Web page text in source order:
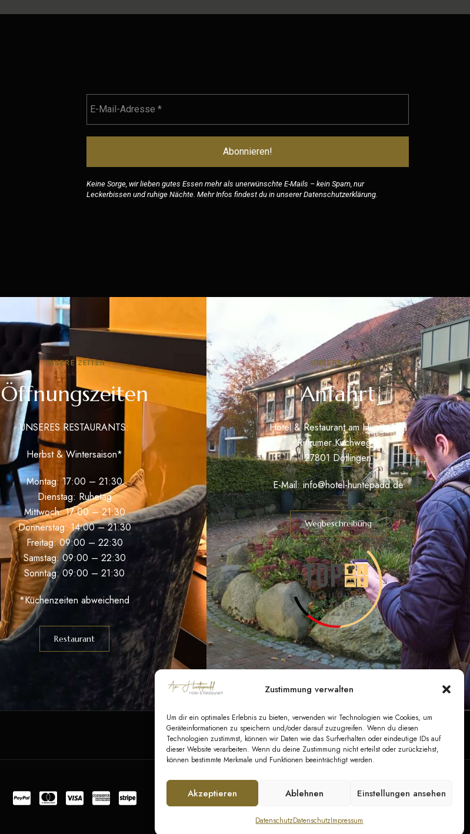
Zustimmung verwalten
Um dir ein optimales Erlebnis zu bieten, verwenden wir Technologien wie Cookies, um
Geräteinformationen zu speichern und/oder darauf zuzugreifen. Wenn du diesen
Technologien zustimmst, können wir Daten wie das Surfverhalten oder eindeutige IDs auf
dieser Website verarbeiten. Wenn du deine Zustimmung nicht erteilst oder zurückziehst,
können bestimmte Merkmale und Funktionen beeinträchtigt werden.
Akzeptieren Ablehnen Einstellungen ansehen
DatenschutzDatenschutzImpressum
Keine Sorge, wir lieben gutes Essen mehr als unerwünschte E-Mails – kein Spam, nur
Leckerbissen und ruhige Nächte. Mehr Infos findest du in unsererDatenschutzerklärung
UNSERE ZEITEN
Öffnungszeiten
UNSERES RESTAURANTS:
Herbst & Wintersaison*
Montag: 17:00 – 21:30
Dienstag: Ruhetag
Mittwoch: 17:00 – 21:30
Donnerstag: 14:00 – 21:30
Freitag: 09:00 – 22:30
Samstag: 09:00 – 22:30
Sonntag: 09:00 – 21:30
*Küchenzeiten abweichend
Restaurant
UNSERE LAGE
Anfahrt
Hotel & Restaurant am Huntepadd
Rittrumer Kirchweg 6
27801 Dötlingen
E-Mail:info@hotel-huntepadd.de
Wegbeschreibung
AGB Hotel| AGB Veranstaltungen|AGB Catering